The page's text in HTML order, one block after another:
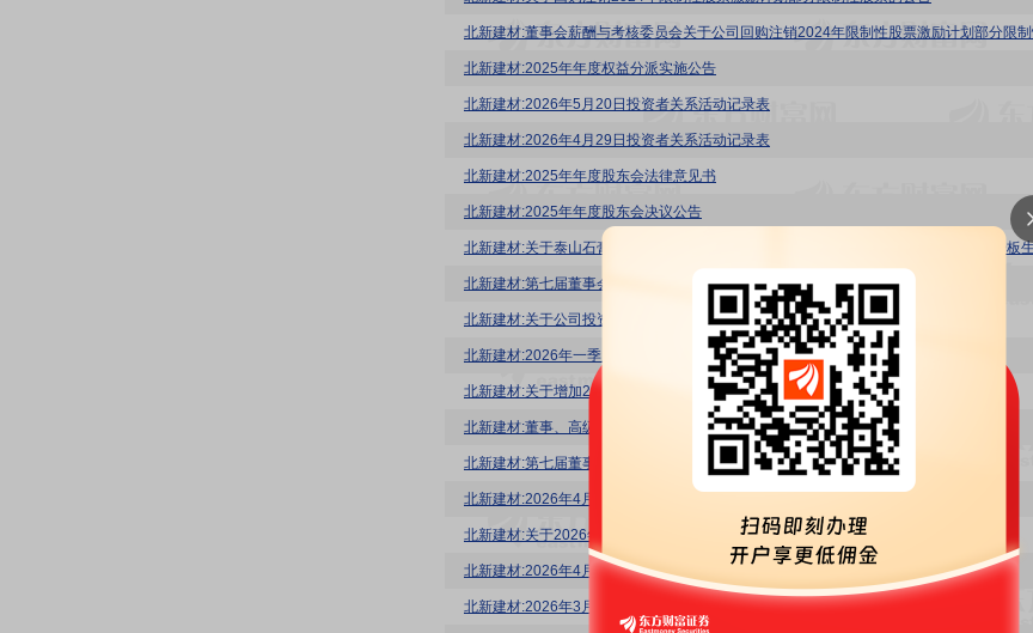
北新建材:2025年年度权益分派实施公告
北新建材:2026年5月20日投资者关系活动记录表
北新建材:2026年4月29日投资者关系活动记录表
北新建材:2025年年度股东会法律意见书
北新建材:2025年年度股东会决议公告
北新建材:第七届董事会第十二次会议决议公告
北新建材:关于公司投资设立境外合资公司并建设石膏板生产线项目的公告
北新建材:2026年一季度报告
北新建材:关于增加2025年年度股东会临时提案暨补充通知的公告
北新建材:董事、高级管理人员薪酬管理制度
北新建材:第七届董事会第二十六次临时会议决议公告
北新建材:2026年4月14日投资者关系活动记录表
北新建材:关于2026年度第一期超短期融资券发行情况的公告
北新建材:2026年4月3日投资者关系活动记录表
北新建材:2026年3月26日投资者关系活动记录表